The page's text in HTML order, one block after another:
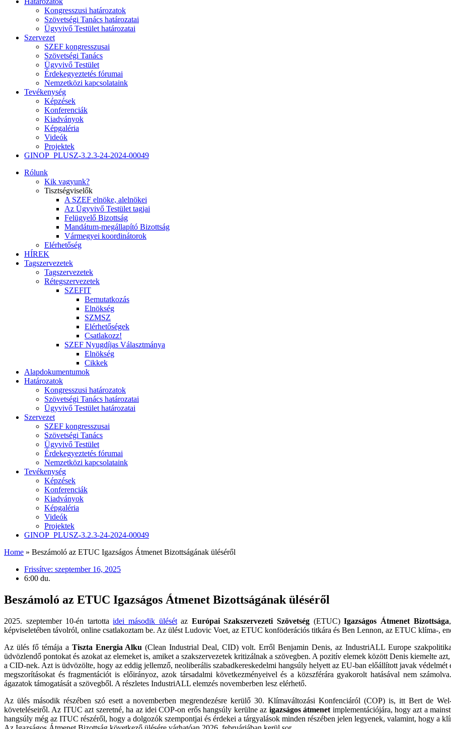
Kongresszusi határozatok
Szövetségi Tanács határozatai
Ügyvivő Testület határozatai
Szervezet
SZEF kongresszusai
Szövetségi Tanács
Ügyvivő Testület
Érdekegyeztetés fórumai
Nemzetközi kapcsolataink
Tevékenység
Képzések
Konferenciák
Kiadványok
Képgaléria
Videók
Projektek
GINOP_PLUSZ-3.2.3-24-2024-00049
Rólunk
Kik vagyunk?
Tisztségviselők
A SZEF elnöke, alelnökei
Az Ügyvivő Testület tagjai
Felügyelő Bizottság
Mandátum-megállapító Bizottság
Vármegyei koordinátorok
Elérhetőség
HÍREK
Tagszervezetek
Tagszervezetek
Rétegszervezetek
SZEFIT
Bemutatkozás
Elnökség
SZMSZ
Elérhetőségek
Csatlakozz!
SZEF Nyugdíjas Választmánya
Elnökség
Cikkek
Alapdokumentumok
Határozatok
Kongresszusi határozatok
Szövetségi Tanács határozatai
Ügyvivő Testület határozatai
Szervezet
SZEF kongresszusai
Szövetségi Tanács
Ügyvivő Testület
Érdekegyeztetés fórumai
Nemzetközi kapcsolataink
Tevékenység
Képzések
Konferenciák
Kiadványok
Képgaléria
Videók
Projektek
GINOP_PLUSZ-3.2.3-24-2024-00049
Home » Beszámoló az ETUC Igazságos Átmenet Bizottságának üléséről
Frissítve: szeptember 16, 2025
6:00 du.
Beszámoló az ETUC Igazságos Átmenet Bizottságának üléséről
2025. szeptember 10-én tartottaidei második ülésétaz Európai Szakszervezeti Szövetség (ETUC)Igazságos Átmenet Bizottsága
képviseletében távolról, online csatlakoztam be. Az ülést Ludovic Voet, az ETUC konföderációs titkára és Ben Lennon, az ETUC klíma-,
Az ülés fő témája a Tiszta Energia Alku (Clean Industrial Deal, CID) volt. Erről Benjamin Denis, az IndustriALL Europe
üdvözlendő pontokat és azokat az elemeket is, amiket a szakszervezetek kritizálnak a szövegben. A pozitív elemek között Denis kiemelte
a CID-nek. Azt is üdvözölte, hogy az eddig jellemző, neoliberális szabadkereskedelmi hangsúly helyett az EU-ban előállított javak
megszorításokat és fragmentációt is előirányoz, azok társadalmi következményeivel és a közszférára gyakorolt hatásával nem
ágazatok támogatását a szövegből. A részletes IndustriALL elemzés novemberben lesz elérhető.
Az ülés második részében szó esett a novemberben megrendezésre kerülő 30. Klímaváltozási Konfenciáról (COP) is, itt Bert de
követeléseiről. Az ITUC azt szeretné, ha az idei COP-on erős hangsúly kerülne az igazságos átmenet implementációjára, hogy azt a
hangsúly még az ITUC részéről, hogy a dolgozók szempontjai és érdekei a tárgyalások minden részében jelen legyenek, valamint, hogy a